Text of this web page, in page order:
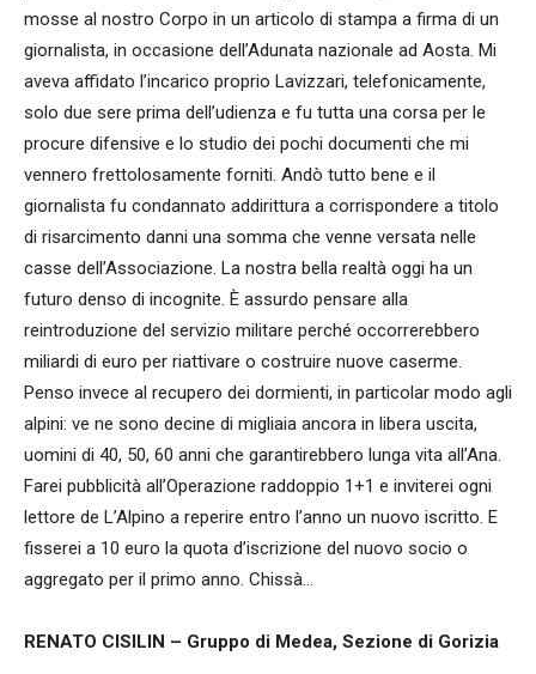
mosse al nostro Corpo in un articolo di stampa a firma di un
giornalista, in occasione dell’Adunata nazionale ad Aosta. Mi
aveva affidato l’incarico proprio Lavizzari, telefonicamente,
solo due sere prima dell’udienza e fu tutta una corsa per le
procure difensive e lo studio dei pochi documenti che mi
vennero frettolosamente forniti. Andò tutto bene e il
giornalista fu condannato addirittura a corrispondere a titolo
di risarcimento danni una somma che venne versata nelle
casse dell’Associazione. La nostra bella realtà oggi ha un
futuro denso di incognite. È assurdo pensare alla
reintroduzione del servizio militare perché occorrerebbero
miliardi di euro per riattivare o costruire nuove caserme.
Penso invece al recupero dei dormienti, in particolar modo agli
alpini: ve ne sono decine di migliaia ancora in libera uscita,
uomini di 40, 50, 60 anni che garantirebbero lunga vita all’Ana.
Farei pubblicità all’Operazione raddoppio 1+1 e inviterei ogni
lettore de L’Alpino a reperire entro l’anno un nuovo iscritto. E
fisserei a 10 euro la quota d’iscrizione del nuovo socio o
aggregato per il primo anno. Chissà…
RENATO CISILIN – Gruppo di Medea, Sezione di Gorizia